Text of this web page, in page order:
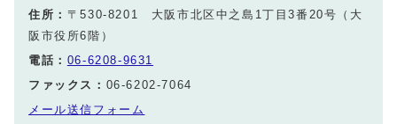
住所： 〒530-8201 大阪市北区中之島1丁目3番20号（大
阪市役所6階）
電話： 06-6208-9631
ファックス： 06-6202-7064
メール送信フォーム